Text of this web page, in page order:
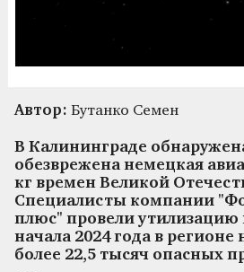
Автор: Бутанко Семен
В Калининграде
обезврежена немецкая
кг времен Великой
Специалисты компании
плюс" провели утилизацию
начала 2024 года в регионе
более 22,5 тысяч опасных